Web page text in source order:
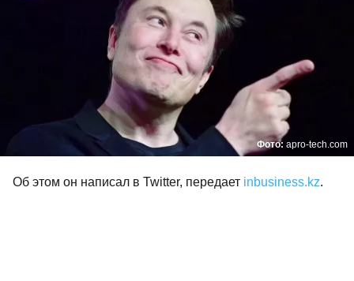
Фото: apro-tech.com
Об этом он написал в Twitter, передает inbusiness.kz.